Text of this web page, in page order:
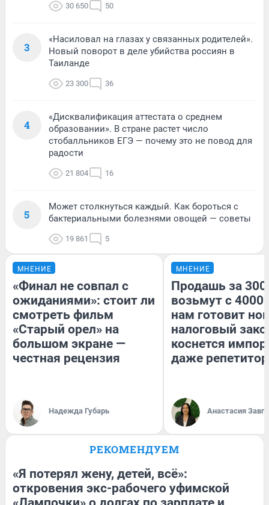
30 650 50
3
«Насиловал на глазах у связанных родителей».
Новый поворот в деле убийства россиян в
Таиланде
23 300 36
4
«Дисквалификация аттестата о среднем
образовании». В стране растет число
стобалльников ЕГЭ — почему это не повод для
радости
21 804 16
5
Может столкнуться каждый. Как бороться с
бактериальными болезнями овощей — советы
19 861 5
МНЕНИЕ
«Финал не совпал с
ожиданиями»: стоит ли
смотреть фильм
«Старый орел» на
большом экране —
честная рецензия
Надежда Губарь
МНЕНИЕ
Продашь за
возьмут с
нам готовит
налоговый
коснется
даже
Анастасия
РЕКОМЕНДУЕМ
«Я потерял жену, детей, всё»:
откровения экс-рабочего уфимской